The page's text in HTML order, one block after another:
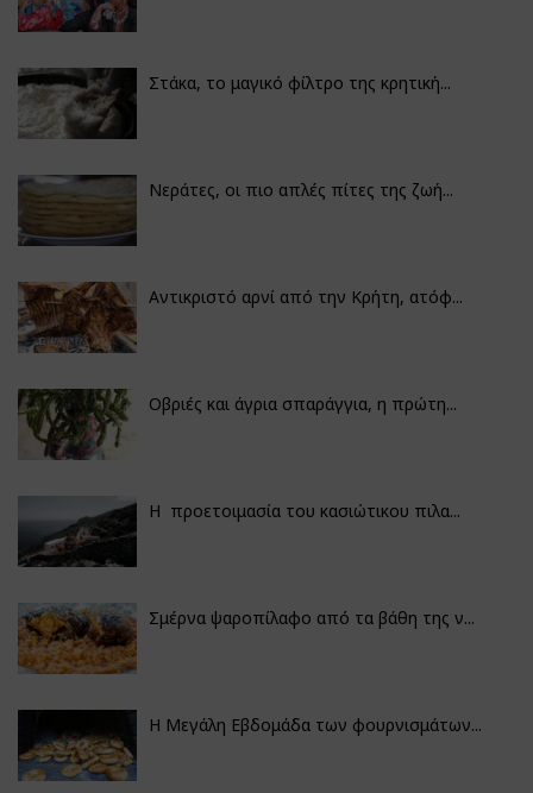
Στάκα, το μαγικό φίλτρο της κρητική...
Νεράτες, οι πιο απλές πίτες της ζωή...
Αντικριστό αρνί από την Κρήτη, ατόφ...
Οβριές και άγρια σπαράγγια, η πρώτη...
Η προετοιμασία του κασιώτικου πιλα...
Σμέρνα ψαροπίλαφο από τα βάθη της ν...
Η Μεγάλη Εβδομάδα των φουρνισμάτων...